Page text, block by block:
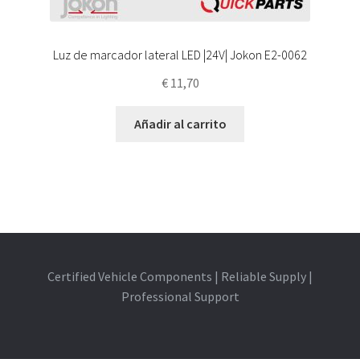
Luz de marcador lateral LED |24V| Jokon E2-0062
€11,70
Añadir al carrito
Certified Vehicle Components | Reliable Supply |
Professional Support